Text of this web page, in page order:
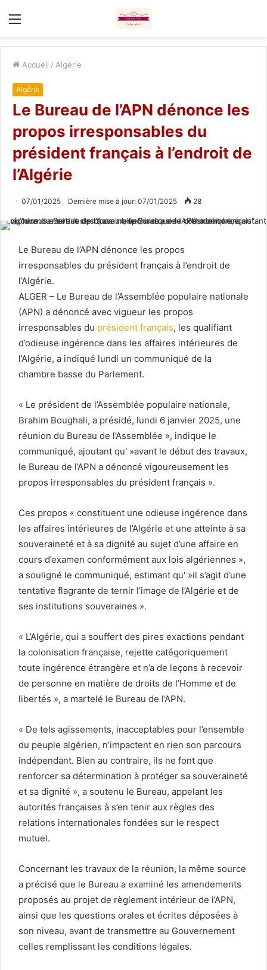
Menu
Accueil / Algérie
Algérie
Le Bureau de l’APN dénonce les
propos irresponsables du
président français à l’endroit de
l’Algérie
07/01/2025 Dernière mise à jour: 07/01/2025 28
Le Bureau de l’APN dénonce les propos
irresponsables du président français à l’endroit de
l’Algérie.
ALGER – Le Bureau de l’Assemblée populaire nationale
(APN) a dénoncé avec vigueur les propos
irresponsables du président français, les qualifiant
d’odieuse ingérence dans les affaires intérieures de
l’Algérie, a indiqué lundi un communiqué de la
chambre basse du Parlement.
« Le président de l’Assemblée populaire nationale,
Brahim Boughali, a présidé, lundi 6 janvier 2025, une
réunion du Bureau de l’Assemblée », indique le
communiqué, ajoutant qu' »avant le début des travaux,
le Bureau de l’APN a dénoncé vigoureusement les
propos irresponsables du président français ».
Ces propos « constituent une odieuse ingérence dans
les affaires intérieures de l’Algérie et une atteinte à sa
souveraineté et à sa dignité au sujet d’une affaire en
cours d’examen conformément aux lois algériennes »,
a souligné le communiqué, estimant qu' »il s’agit d’une
tentative flagrante de ternir l’image de l’Algérie et de
ses institutions souveraines ».
« L’Algérie, qui a souffert des pires exactions pendant
la colonisation française, rejette catégoriquement
toute ingérence étrangère et n’a de leçons à recevoir
de personne en matière de droits de l’Homme et de
libertés », a martelé le Bureau de l’APN.
« De tels agissements, inacceptables pour l’ensemble
du peuple algérien, n’impactent en rien son parcours
indépendant. Bien au contraire, ils ne font que
renforcer sa détermination à protéger sa souveraineté
et sa dignité », a soutenu le Bureau, appelant les
autorités françaises à s’en tenir aux règles des
relations internationales fondées sur le respect
mutuel.
Concernant les travaux de la réunion, la même source
a précisé que le Bureau a examiné les amendements
proposés au projet de règlement intérieur de l’APN,
ainsi que les questions orales et écrites déposées à
son niveau, avant de transmettre au Gouvernement
celles remplissant les conditions légales.